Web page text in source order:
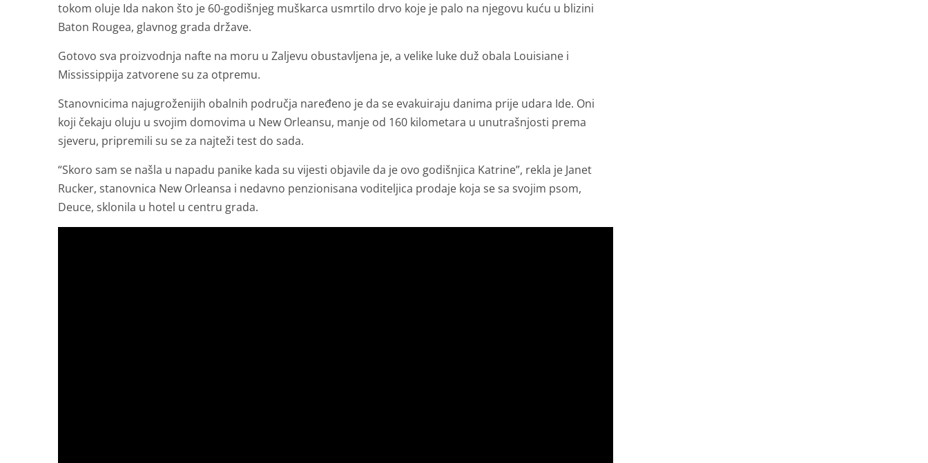
tokom oluje Ida nakon što je 60-godišnjeg muškarca usmrtilo drvo koje je palo na njegovu kuću u blizini
Baton Rougea, glavnog grada države.
Gotovo sva proizvodnja nafte na moru u Zaljevu obustavljena je, a velike luke duž obala Louisiane i
Mississippija zatvorene su za otpremu.
Stanovnicima najugroženijih obalnih područja naređeno je da se evakuiraju danima prije udara Ide. Oni
koji čekaju oluju u svojim domovima u New Orleansu, manje od 160 kilometara u unutrašnjosti prema
sjeveru, pripremili su se za najteži test do sada.
“Skoro sam se našla u napadu panike kada su vijesti objavile da je ovo godišnjica Katrine”, rekla je Janet
Rucker, stanovnica New Orleansa i nedavno penzionisana voditeljica prodaje koja se sa svojim psom,
Deuce, sklonila u hotel u centru grada.